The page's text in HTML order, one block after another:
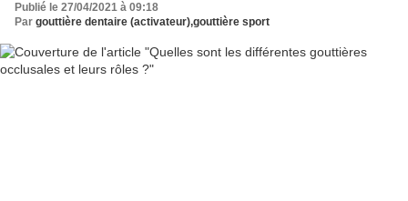
Publié le 27/04/2021 à 09:18
Par gouttière dentaire (activateur),gouttière sport